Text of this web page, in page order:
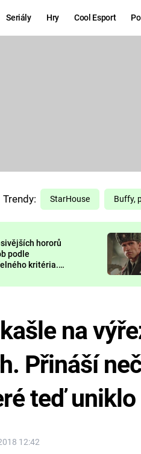
Seriály Hry Cool Esport
Trendy: StarHouse Buffy,
hororů
podle
kritéria.
tep?
12:42
na
Přináší
teď